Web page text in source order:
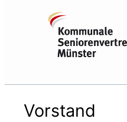
Vorstand